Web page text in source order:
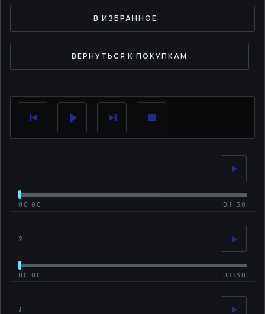
В ИЗБРАННОЕ
ВЕРНУТЬСЯ К ПОКУПКАМ
00:00 01:30
2
00:00 01:30
3